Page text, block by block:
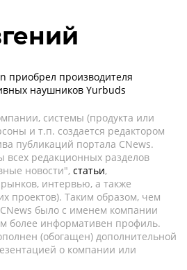
приобрел производителя
наушников Yurbuds
системы (продукта или
и т.п. создается редактором
публикаций портала CNews.
всех редакционных разделов
новости", статьи,
интервью, а также
проектов). Таким образом, чем
было с именем компании
более информативен профиль.
(обогащен) дополнительной
о компании или